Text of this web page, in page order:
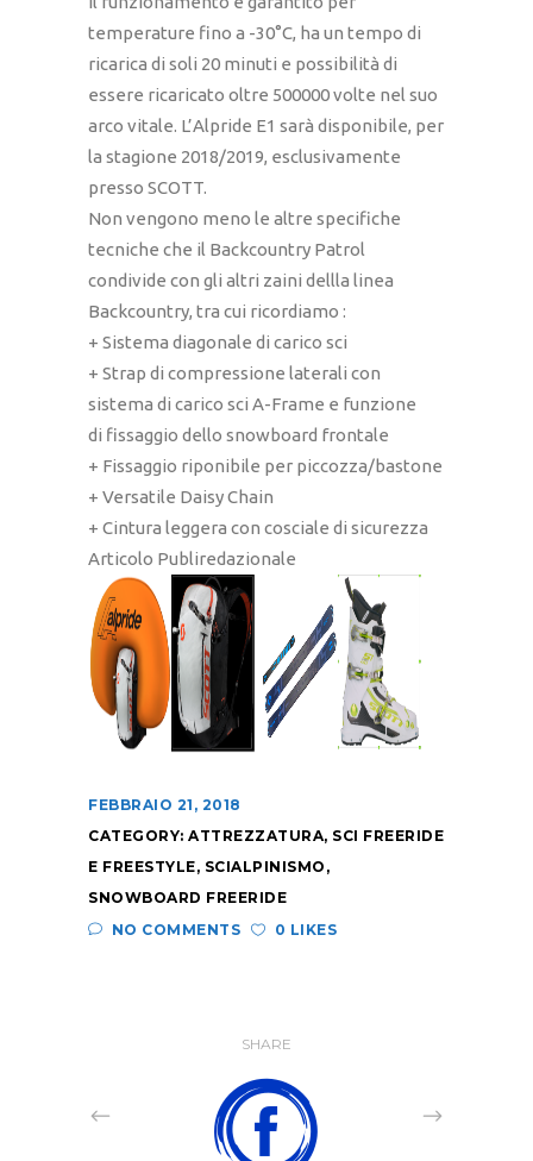
temperature fino a -30°C, ha un tempo di
ricarica di soli 20 minuti e possibilità di
essere ricaricato oltre 500000 volte nel suo
arco vitale. L’Alpride E1 sarà disponibile, per
la stagione 2018/2019, esclusivamente
presso SCOTT.
Non vengono meno le altre specifiche
tecniche che il Backcountry Patrol
condivide con gli altri zaini dellla linea
Backcountry, tra cui ricordiamo :
+ Sistema diagonale di carico sci
+ Strap di compressione laterali con
sistema di carico sci A-Frame e funzione
di fissaggio dello snowboard frontale
+ Fissaggio riponibile per piccozza/bastone
+ Versatile Daisy Chain
+ Cintura leggera con cosciale di sicurezza
Articolo Publiredazionale
FEBBRAIO 21, 2018
CATEGORY: ATTREZZATURA, SCI FREERIDE
E FREESTYLE, SCIALPINISMO ,
SNOWBOARD FREERIDE
NO COMMENTS
0 LIKES
SHARE